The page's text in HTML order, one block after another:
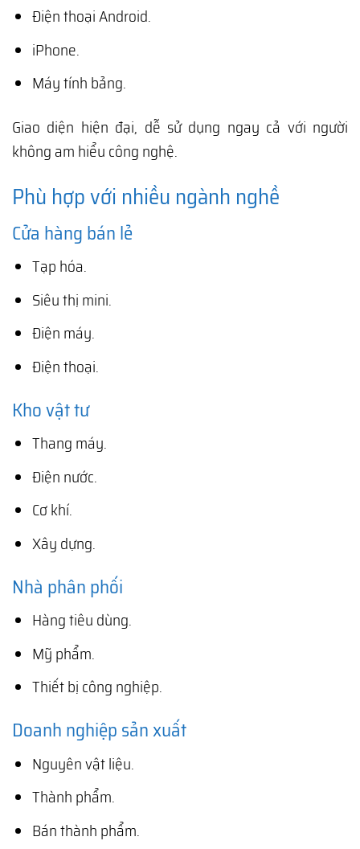
Điện thoại Android.
iPhone.
Máy tính bảng.
Giao diện hiện đại, dễ sử dụng ngay cả với người
không am hiểu công nghệ.
Phù hợp với nhiều ngành nghề
Cửa hàng bán lẻ
Tạp hóa.
Siêu thị mini.
Điện máy.
Điện thoại.
Kho vật tư
Thang máy.
Điện nước.
Cơ khí.
Xây dựng.
Nhà phân phối
Hàng tiêu dùng.
Mỹ phẩm.
Thiết bị công nghiệp.
Doanh nghiệp sản xuất
Nguyên vật liệu.
Thành phẩm.
Bán thành phẩm.